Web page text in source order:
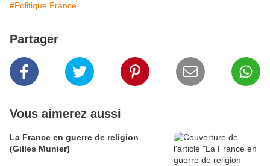
#Politique France
Partager
Vous aimerez aussi
La France en guerre de religion
(Gilles Munier)